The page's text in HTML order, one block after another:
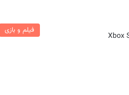
فیلم و بازی